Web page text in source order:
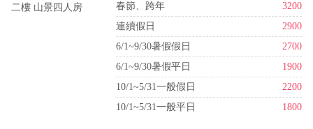
二樓 山景四人房 春節、跨年
3200
連續假日
2900
6/1~9/30暑假假日
2700
6/1~9/30暑假平日
1900
10/1~5/31一般假日
2200
10/1~5/31一般平日
1800